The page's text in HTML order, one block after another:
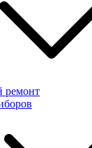
ремонт